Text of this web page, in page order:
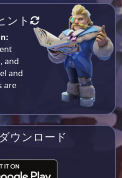
ント
and
and
are
ウンロード